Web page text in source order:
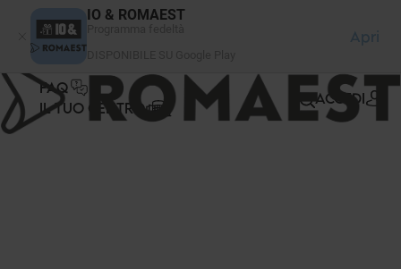
IO & ROMAEST
Apri
FAQ
IL TUO CENTRO
ACCEDI
Pannello di gestione dei cookies